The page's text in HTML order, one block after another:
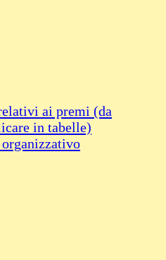
ai premi (da
in tabelle)
organizzativo